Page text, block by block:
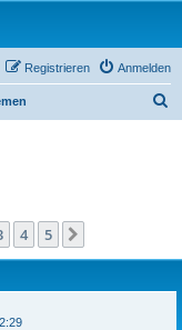
Anmelden
Registrieren
4 5